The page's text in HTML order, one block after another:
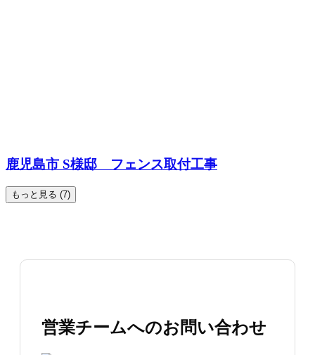
鹿児島市 S様邸 フェンス取付工事
もっと見る (7)
営業チームへのお問い合わせ